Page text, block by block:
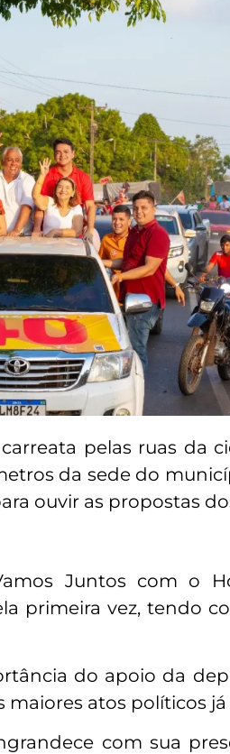
pelas ruas da
da sede do
ouvir as propostas
Juntos com o
primeira vez, tendo
do apoio da
atos políticos
com sua